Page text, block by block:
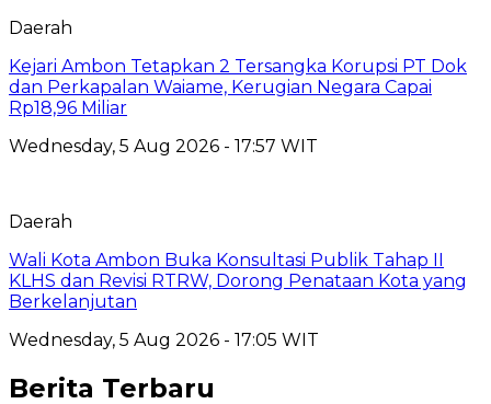
Daerah
Kejari Ambon Tetapkan 2 Tersangka Korupsi PT Dok
dan Perkapalan Waiame, Kerugian Negara Capai
Rp18,96 Miliar
Wednesday, 5 Aug 2026 - 17:57 WIT
Daerah
Wali Kota Ambon Buka Konsultasi Publik Tahap II
KLHS dan Revisi RTRW, Dorong Penataan Kota yang
Berkelanjutan
Wednesday, 5 Aug 2026 - 17:05 WIT
Berita Terbaru